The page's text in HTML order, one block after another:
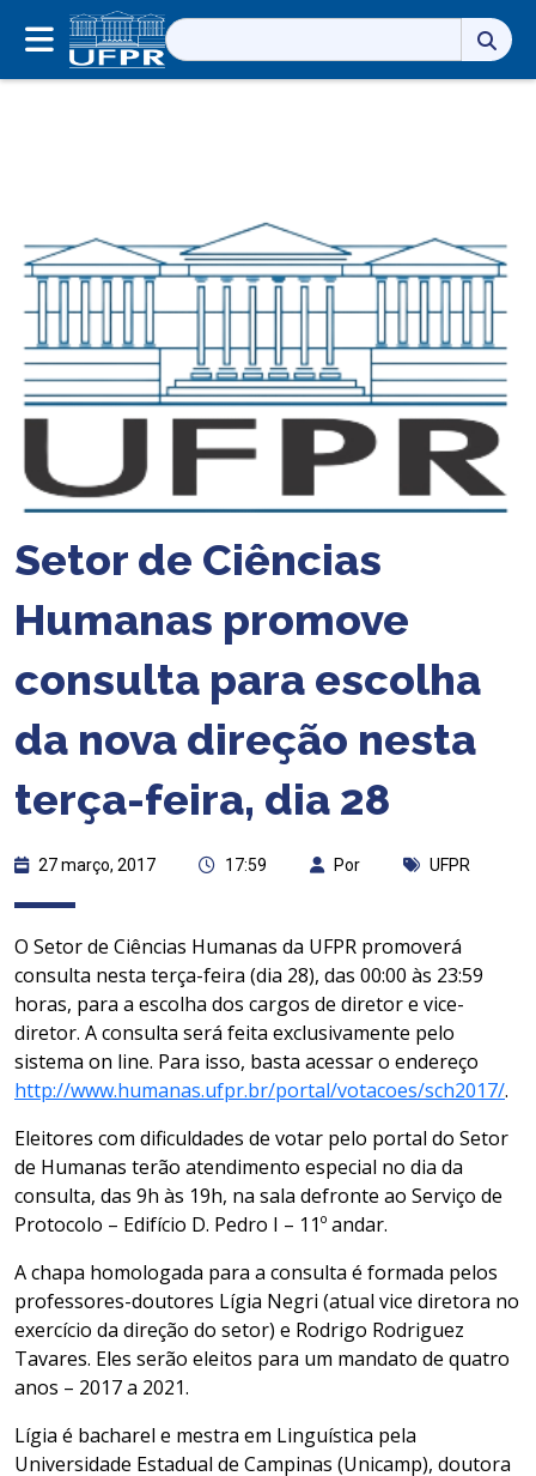
Pesquisar
por:
Setor de Ciências
Humanas promove
consulta para escolha
da nova direção nesta
terça-feira, dia 28
27 março, 2017 17:59 Por UFPR
O Setor de Ciências Humanas da UFPR promoverá
consulta nesta terça-feira (dia 28), das 00:00 às 23:59
horas, para a escolha dos cargos de diretor e vice-
diretor. A consulta será feita exclusivamente pelo
sistema on line. Para isso, basta acessar o endereço
http://www.humanas.ufpr.br/portal/votacoes/sch2017/.
Eleitores com dificuldades de votar pelo portal do Setor
de Humanas terão atendimento especial no dia da
consulta, das 9h às 19h, na sala defronte ao Serviço de
Protocolo – Edifício D. Pedro I – 11º andar.
A chapa homologada para a consulta é formada pelos
professores-doutores Lígia Negri (atual vice diretora no
exercício da direção do setor) e Rodrigo Rodriguez
Tavares. Eles serão eleitos para um mandato de quatro
anos – 2017 a 2021.
Lígia é bacharel e mestra em Linguística pela
Universidade Estadual de Campinas (Unicamp), doutora